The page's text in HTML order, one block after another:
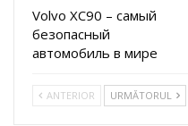
Volvo XC90 – самый
безопасный
автомобиль в мире
ANTERIOR URMĂTORUL